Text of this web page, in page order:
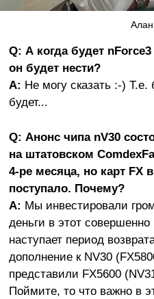
Q: А когда будет
он будет нести?
A: Не могу сказать :-)
будет...
Q: Анонс чипа nV30
на штатовском
4-ре месяца, но карт FX
поступало. Почему?
A: Мы инвестировали
деньги в этот
наступает период
дополнение к NV30
представили FX5600
Поймите, то что важно в